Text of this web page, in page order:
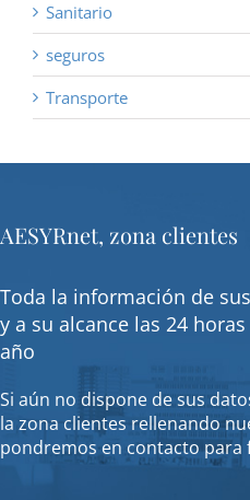
Sanitario
seguros
Transporte
AESYRnet, zona clientes
Toda la información de
y a su alcance las 24
año
Si aún no dispone de sus
la zona clientes rellenando
pondremos en contacto para